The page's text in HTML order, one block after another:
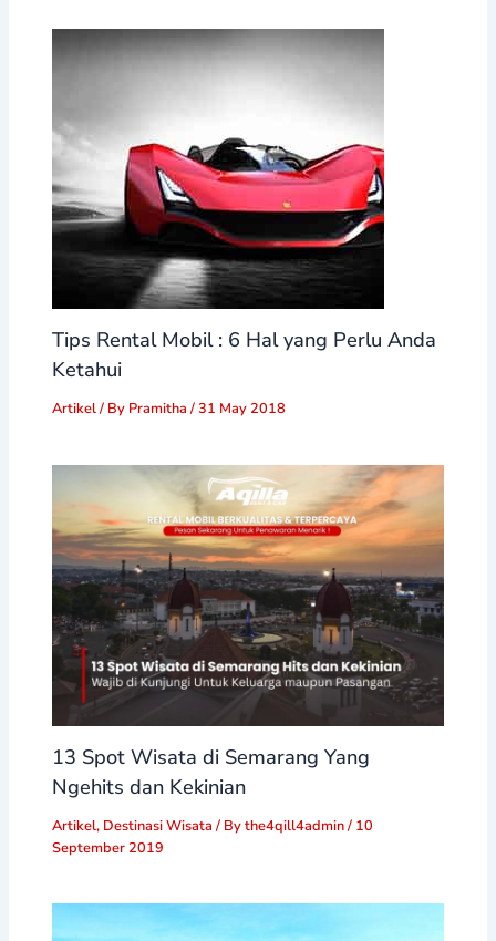
Tips Rental Mobil : 6 Hal yang Perlu Anda
Ketahui
Artikel/ By Pramitha/31 May 2018
13 Spot Wisata di Semarang Yang
Ngehits dan Kekinian
Artikel, Destinasi Wisata/ Bythe4qill4admin/ 10
September 2019